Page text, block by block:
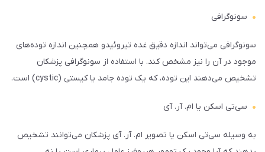
سونوگرافی
سونوگرافی می‌تواند اندازه دقیق غده تیروئیدو همچنین اندازه توده‌های
موجود در آن را نیز مشخص کند. با استفاده از سونوگرافی پزشکان
تشخیص می‌دهند این توده، که یک توده جامد یا کیستی (cystic) است.
سی‌تی اسکن یا ام. آر. آی
به وسیله سی‌تی اسکن یا تصویر ام. آر. آی پزشکان می‌توانند تشخیص